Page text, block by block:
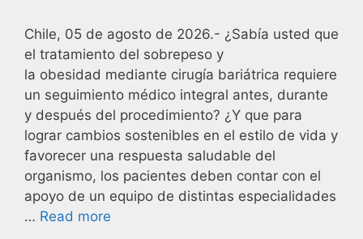
Chile, 05 de agosto de 2026.- ¿Sabía usted que
el tratamiento del sobrepeso y
la obesidad mediante cirugía bariátrica requiere
un seguimiento médico integral antes, durante
y después del procedimiento? ¿Y que para
lograr cambios sostenibles en el estilo de vida y
favorecer una respuesta saludable del
organismo, los pacientes deben contar con el
apoyo de un equipo de distintas especialidades
… Read more